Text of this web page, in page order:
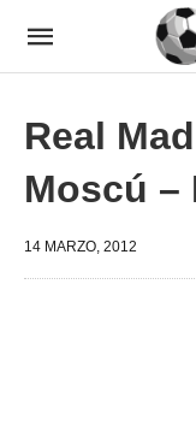
Real
Moscú –
14 MARZO, 2012